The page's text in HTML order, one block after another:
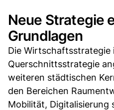
Neue Strategie
Grundlagen
Die Wirtschaftsstrategie
Querschnittsstrategie
weiteren städtischen
den Bereichen
Mobilität, Digitalisierung